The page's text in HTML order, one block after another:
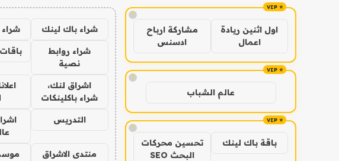
!
اول اثنين ريادة
اعمال
مشاركة ارباح
ادسنس
!
عالم الشباب
!
باقة باك لينك
تحسين محركات
البحث SEO
شراء باك لينك
شراء روابط
نصية
اشراق لنك،
شراء باكلينكات
التدريس
منتدى الاشراق